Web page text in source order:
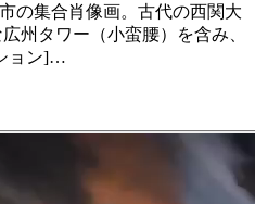
の集合肖像画。古代の西関大
州タワー（小蛮腰）を含み、
ョン]…